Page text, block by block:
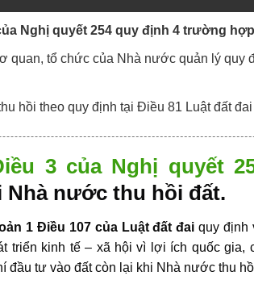
Nghị quyết 254 quy định 4 trường
quan, tổ chức của Nhà nước quản lý
hồi theo quy định tại Điều 81 Luật đất
3 của Nghị quyết
nước thu hồi đất.
1 Điều 107 của Luật đất đai quy định
triển kinh tế – xã hội vì lợi ích quốc
tư vào đất còn lại khi Nhà nước thu